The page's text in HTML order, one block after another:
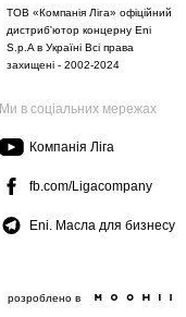
ТОВ «Компанія Ліга» офіційний
дистриб'ютор концерну Eni
S.p.A в Україні Всі права
захищені - 2002-2024
Ми в соціальних мережах
Компанія Ліга
fb.com/Ligacompany
Eni. Масла для бизнесу
розроблено в